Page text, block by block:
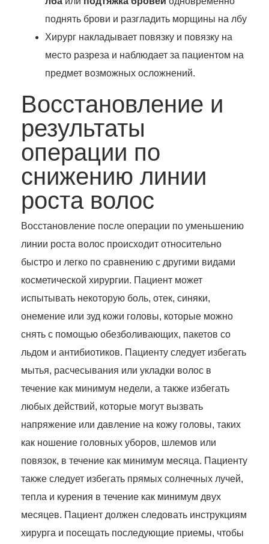
поднять брови и разгладить морщины на лбу
Хирург накладывает повязку и повязку на
место разреза и наблюдает за пациентом на
предмет возможных осложнений.
Восстановление и
результаты
операции по
снижению линии
роста волос
Восстановление после операции по уменьшению
линии роста волос происходит относительно
быстро и легко по сравнению с другими видами
косметической хирургии. Пациент может
испытывать некоторую боль, отек, синяки,
онемение или зуд кожи головы, которые можно
снять с помощью обезболивающих, пакетов со
льдом и антибиотиков. Пациенту следует избегать
мытья, расчесывания или укладки волос в
течение как минимум недели, а также избегать
любых действий, которые могут вызвать
напряжение или давление на кожу головы, таких
как ношение головных уборов, шлемов или
повязок, в течение как минимум месяца. Пациенту
также следует избегать прямых солнечных лучей,
тепла и курения в течение как минимум двух
месяцев. Пациент должен следовать инструкциям
хирурга и посещать последующие приемы, чтобы